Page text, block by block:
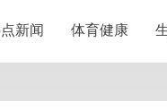
新闻 体育健康